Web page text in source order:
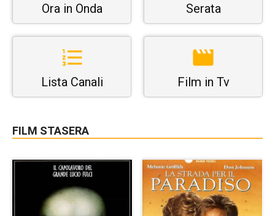
Ora in Onda Serata
Lista Canali Film in Tv
FILM STASERA